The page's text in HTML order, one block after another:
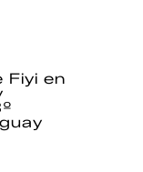
Fiyi en